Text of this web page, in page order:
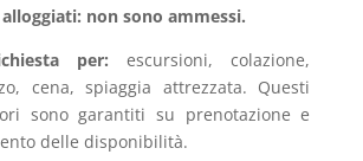
non sono ammessi.
per: escursioni, colazione,
cena, spiaggia attrezzata. Questi
sono garantiti su prenotazione e
delle disponibilità.